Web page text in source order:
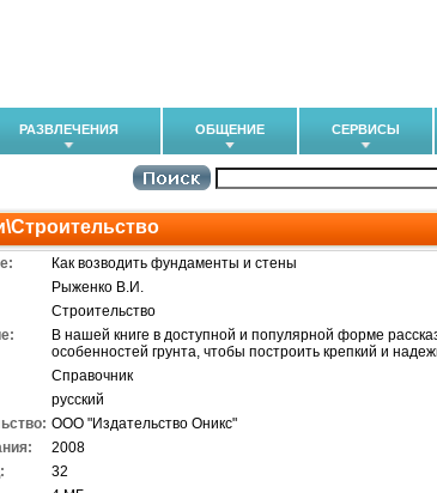
РАЗВЛЕЧЕНИЯ ОБЩЕНИЕ СЕРВИСЫ
\Строительство
Как возводить фундаменты и стены
Рыженко В.И.
Строительство
В нашей книге в доступной и популярной форме
особенностей грунта, чтобы построить крепкий и
Справочник
русский
ООО "Издательство Оникс"
2008
32